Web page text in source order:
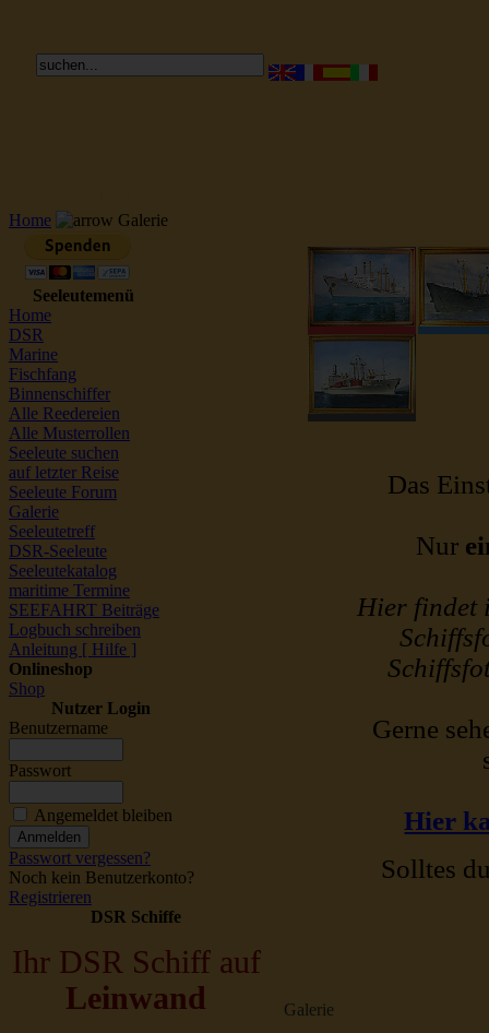
Home Galerie
Seeleutemenü
Home
DSR
Marine
Fischfang
Binnenschiffer
Alle Reedereien
Alle Musterrollen
Seeleute suchen
auf letzter Reise
Seeleute Forum
Galerie
Seeleutetreff
DSR-Seeleute
Seeleutekatalog
maritime Termine
SEEFAHRT Beiträge
Logbuch schreiben
Anleitung [ Hilfe ]
Onlineshop
Shop
Nutzer Login
Benutzername
Passwort
Angemeldet bleiben
Passwort vergessen?
Noch kein Benutzerkonto?
Registrieren
DSR Schiffe
Ihr DSR Schiff auf
Leinwand
Das
Nur
Hier findet
Gerne
Hier
Solltes
Galerie